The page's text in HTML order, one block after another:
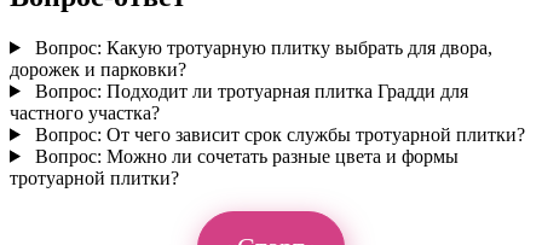
Вопрос: Какую тротуарную плитку выбрать для двора,
дорожек и парковки?
Вопрос: Подходит ли тротуарная плитка Градди для
частного участка?
Вопрос: От чего зависит срок службы тротуарной плитки?
Вопрос: Можно ли сочетать разные цвета и формы
тротуарной плитки?